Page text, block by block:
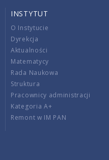
INSTYTUT
O Instytucie
Dyrekcja
Aktualności
Matematycy
Rada Naukowa
Struktura
Pracownicy administracji
Kategoria A+
Remont w IM PAN